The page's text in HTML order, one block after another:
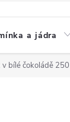
a jádra
bílé čokoládě